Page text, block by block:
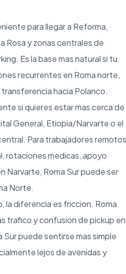
para llegar a Reforma,
Rosa y zonas centrales de
Es la base mas natural si tu
recurrentes en Roma norte,
hacia Polanco.
si quieres estar mas cerca de
General, Etiopia/Narvarte o el
Para trabajadores remotos
rotaciones medicas, apoyo
Narvarte, Roma Sur puede ser
Norte.
la diferencia es friccion. Roma
trafico y confusion de pickup en
puede sentirse mas simple
lejos de avenidas y